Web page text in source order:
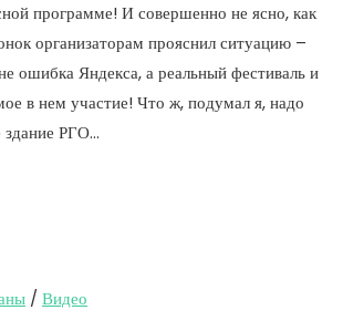
программе! И совершенно не ясно, как
организаторам прояснил ситуацию –
ошибка Яндекса, а реальный фестиваль и
в нем участие! Что ж, подумал я, надо
здание РГО…
/ Видео